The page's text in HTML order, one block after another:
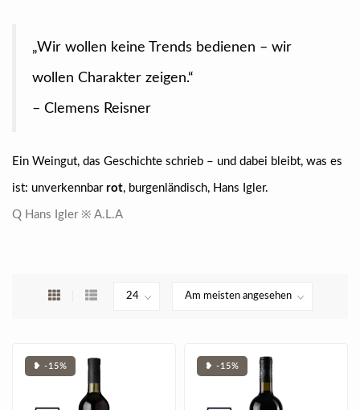
„Wir wollen keine Trends bedienen – wir
wollen Charakter zeigen.“
– Clemens Reisner
Ein Weingut, das Geschichte schrieb – und dabei bleibt, was es
ist: unverkennbar rot, burgenländisch, Hans Igler.
Q Hans Igler ※ A.L.A
❥ -15% ❥ -15%